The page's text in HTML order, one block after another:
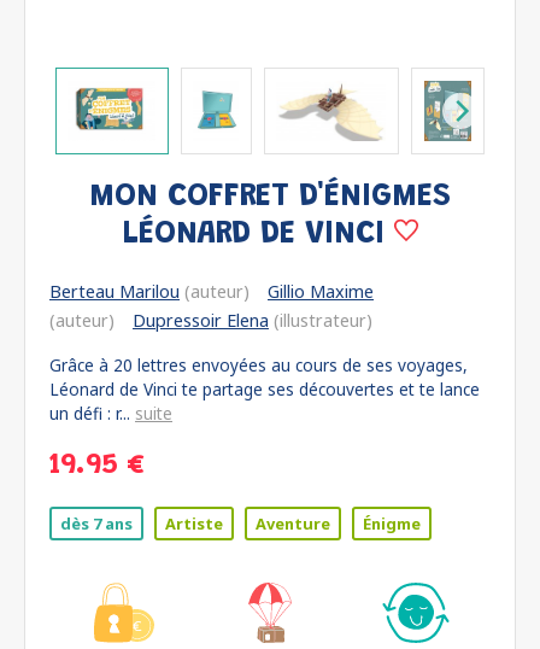
MON COFFRET D'ÉNIGMES
LÉONARD DE VINCI
Berteau Marilou (auteur)
Gillio Maxime
(auteur)
Dupressoir Elena (illustrateur)
Grâce à 20 lettres envoyées au cours de ses voyages,
Léonard de Vinci te partage ses découvertes et te lance
un défi : r... suite
19.95 €
dès 7 ans Artiste Aventure Énigme